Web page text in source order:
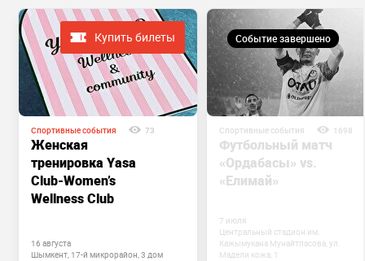
Купить билеты
Спортивные события 73
Женская
тренировка Yasa
Club-Women’s
Wellness Club
16 августа
Шымкент, 17-й микрорайон, 3 дом
Событие завершено
Спортивные события 1698
Футбольный матч
«Ордабасы» vs.
«Елимай»
7 июля
Центральный стадион им.
Кажымукана Мунайтпасова, ул.
Мадели кожа, 1